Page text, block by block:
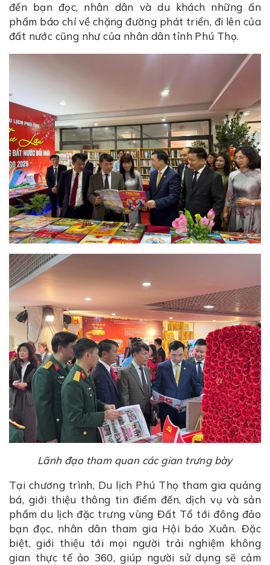
đến bạn đọc, nhân dân và du khách những ấn
phẩm báo chí về chặng đường phát triển, đi lên của
đất nước cũng như của nhân dân tỉnh Phú Thọ.
Lãnh đạo tham quan các gian trưng bày
Tại chương trình, Du lịch Phú Thọ tham gia quảng
bá, giới thiệu thông tin điểm đến, dịch vụ và sản
phẩm du lịch đặc trưng vùng Đất Tổ tới đông đảo
bạn đọc, nhân dân tham gia Hội báo Xuân. Đặc
biệt, giới thiệu tới mọi người trải nghiệm không
gian thực tế ảo 360, giúp người sử dụng sẽ cảm